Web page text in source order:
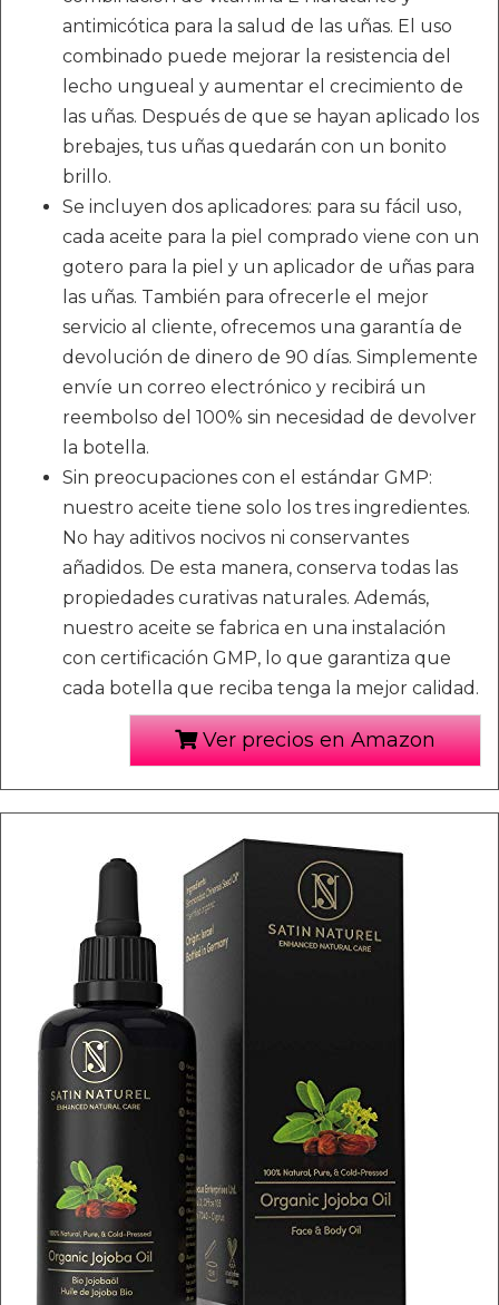
antimicótica para la salud de las uñas. El uso
combinado puede mejorar la resistencia del
lecho ungueal y aumentar el crecimiento de
las uñas. Después de que se hayan aplicado los
brebajes, tus uñas quedarán con un bonito
brillo.
Se incluyen dos aplicadores: para su fácil uso,
cada aceite para la piel comprado viene con un
gotero para la piel y un aplicador de uñas para
las uñas. También para ofrecerle el mejor
servicio al cliente, ofrecemos una garantía de
devolución de dinero de 90 días. Simplemente
envíe un correo electrónico y recibirá un
reembolso del 100% sin necesidad de devolver
la botella.
Sin preocupaciones con el estándar GMP:
nuestro aceite tiene solo los tres ingredientes.
No hay aditivos nocivos ni conservantes
añadidos. De esta manera, conserva todas las
propiedades curativas naturales. Además,
nuestro aceite se fabrica en una instalación
con certificación GMP, lo que garantiza que
cada botella que reciba tenga la mejor calidad.
Ver precios en Amazon